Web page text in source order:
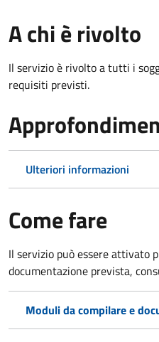
A chi è rivolto
Il servizio è rivolto a tutti i
requisiti previsti.
Ulteriori informazioni
Come fare
Il servizio può essere attivato
documentazione prevista,
Moduli da compilare e